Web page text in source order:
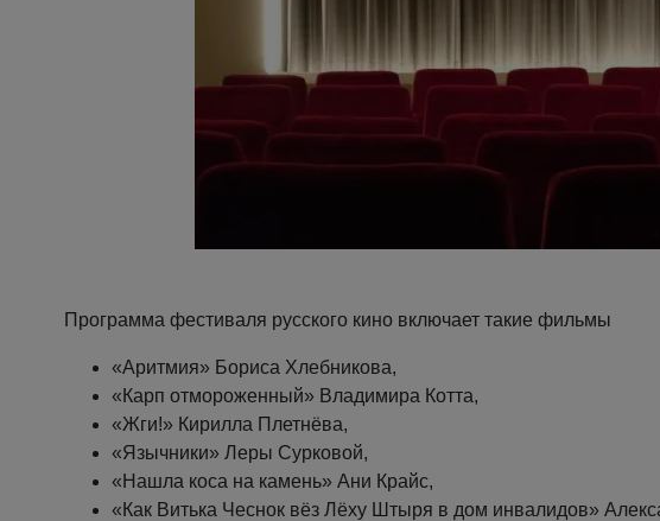
Программа фестиваля русского кино включает такие фильмы
«Аритмия» Бориса Хлебникова,
«Карп отмороженный» Владимира Котта,
«Жги!» Кирилла Плетнёва,
«Язычники» Леры Сурковой,
«Нашла коса на камень» Ани Крайс,
«Как Витька Чеснок вёз Лёху Штыря в дом инвалидов»